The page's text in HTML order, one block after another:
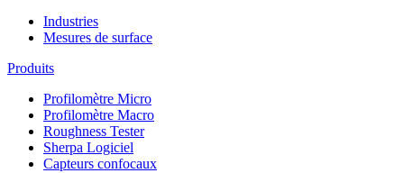
Industries
Mesures de surface
Produits
Profilomètre Micro
Profilomètre Macro
Roughness Tester
Sherpa Logiciel
Capteurs confocaux